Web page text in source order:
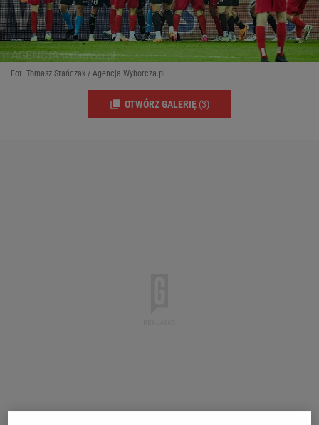
Fot. Tomasz Stańczak / Agencja Wyborcza.pl
OTWÓRZ GALERIĘ (3)